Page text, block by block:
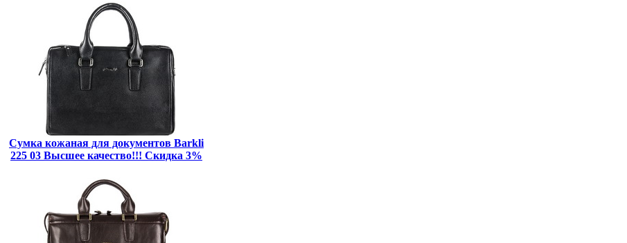
Сумка кожаная для документов Barkli
225 03 Высшее качество!!! Скидка 3%